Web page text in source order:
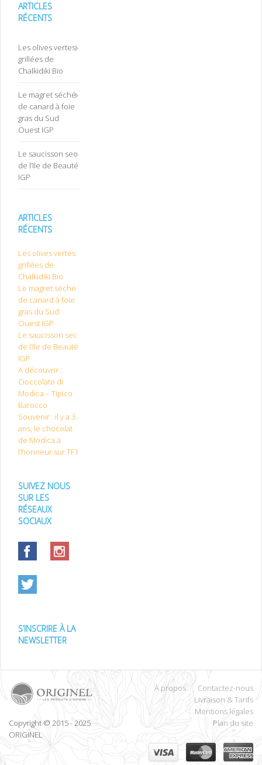
ARTICLES
RÉCENTS
Les olives vertes
grillées de
Chalkidiki Bio
Le magret séché
de canard à foie
gras du Sud
Ouest IGP
Le saucisson sec
de l’Ile de Beauté
IGP
ARTICLES
RÉCENTS
Les olives vertes
grillées de
Chalkidiki Bio
Le magret séché
de canard à foie
gras du Sud
Ouest IGP
Le saucisson sec
de l’Ile de Beauté
IGP
A découvrir :
Cioccolato di
Modica – Tipico
Barocco
Souvenir : il y a 3
ans, le chocolat
de Modica à
l’honneur sur TF1
SUIVEZ NOUS
SUR LES
RÉSEAUX
SOCIAUX
S’INSCRIRE À LA
NEWSLETTER
Copyright © 2015 - 2025
ORIGINEL
À propos
Contactez-nous
Livraison & Tarifs
Mentions légales
Plan du site